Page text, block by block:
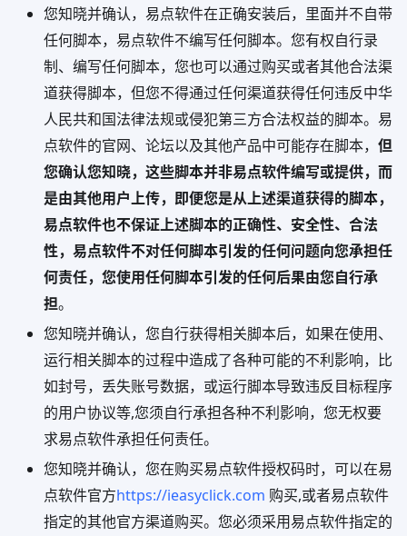
您知晓并确认，易点软件在正确安装后，里面并不自带
任何脚本，易点软件不编写任何脚本。您有权自行录
制、编写任何脚本，您也可以通过购买或者其他合法渠
道获得脚本，但您不得通过任何渠道获得任何违反中华
人民共和国法律法规或侵犯第三方合法权益的脚本。易
点软件的官网、论坛以及其他产品中可能存在脚本， 但
您确认您知晓，这些脚本并非易点软件编写或提供，而
是由其他用户上传，即便您是从上述渠道获得的脚本，
易点软件也不保证上述脚本的正确性、安全性、合法
性，易点软件不对任何脚本引发的任何问题向您承担任
何责任，您使用任何脚本引发的任何后果由您自行承
担。
您知晓并确认，您自行获得相关脚本后，如果在使用、
运行相关脚本的过程中造成了各种可能的不利影响，比
如封号，丢失账号数据，或运行脚本导致违反目标程序
的用户协议等,您须自行承担各种不利影响，您无权要
求易点软件承担任何责任。
您知晓并确认，您在购买易点软件授权码时，可以在易
点软件官方https://ieasyclick.com 购买,或者易点软件
指定的其他官方渠道购买。您必须采用易点软件指定的